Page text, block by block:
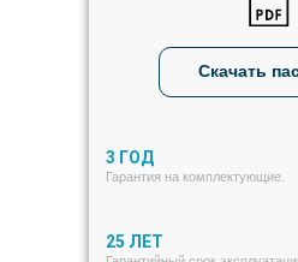
Гарантия на комплектующие.
3 ГОД
25 ЛЕТ
Скачать